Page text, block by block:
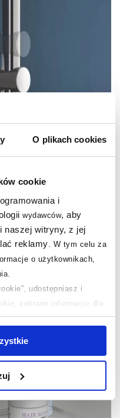
O plikach cookies
cookie
i
wydawców, aby
naszej witryny, z jej
reklamy
W tym celu za
o użytkownikach,
udostępniasz i
zebrane informacje dla
nasi partnerzy reklamowi.
cookie mogą mieć wpływ
do potrzeb
plików plików cookie,
komplecie
półkę na
która pozwoli
a przy tym jest łatwa